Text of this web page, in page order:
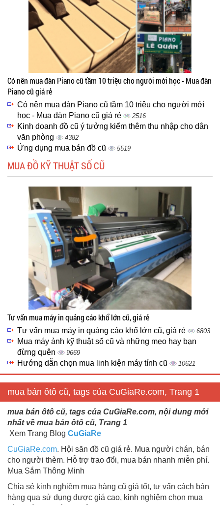
Có nên mua đàn Piano cũ tầm 10 triệu cho người mới học - Mua đàn
Piano cũ giá rẻ
Có nên mua đàn Piano cũ tầm 10 triệu cho người mới
học - Mua đàn Piano cũ giá rẻ
2516
Kinh doanh đồ cũ ý tưởng kiểm thêm thu nhập cho dân
văn phòng
4382
Ứng dụng mua bán đồ cũ 5519
MUA ĐỒ KỸ THUẬT SỐ CŨ
Tư vấn mua máy in quảng cáo khổ lớn cũ, giá rẻ
Tư vấn mua máy in quảng cáo khổ lớn cũ, giá rẻ 6803
Mua máy ảnh kỹ thuật số cũ và những mẹo hay bạn
đừng quên
9669
Hướng dẫn chọn mua linh kiện máy tính cũ 10621
mua bán ôtô cũ, tags của CuGiaRe.com, Trang 1
mua bán ôtô cũ, tags của CuGiaRe.com, nội dung mới
nhất về mua bán ôtô cũ, Trang 1
Xem Trang Blog CuGiaRe
CuGiaRe.com. Hội săn đồ cũ giá rẻ. Mua người chán, bán
cho người thèm. Hỗ trợ trao đổi, mua bán nhanh miễn phí.
Mua Sắm Thông Minh
Chia sẻ kinh nghiệm mua hàng cũ giá tốt, tư vấn cách bán
hàng qua sử dụng được giá cao, kinh nghiệm chọn mua